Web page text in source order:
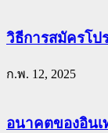
วิธีการสมัครโป
ก.พ. 12, 2025
อนาคตของอินเ